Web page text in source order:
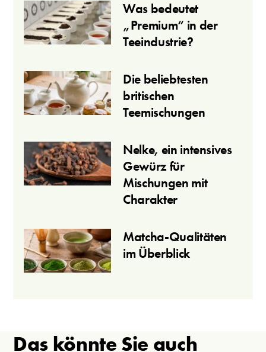
Was bedeutet
„Premium“ in der
Teeindustrie?
Die beliebtesten
britischen
Teemischungen
Nelke, ein intensives
Gewürz für
Mischungen mit
Charakter
Matcha-Qualitäten
im Überblick
Das könnte Sie auch